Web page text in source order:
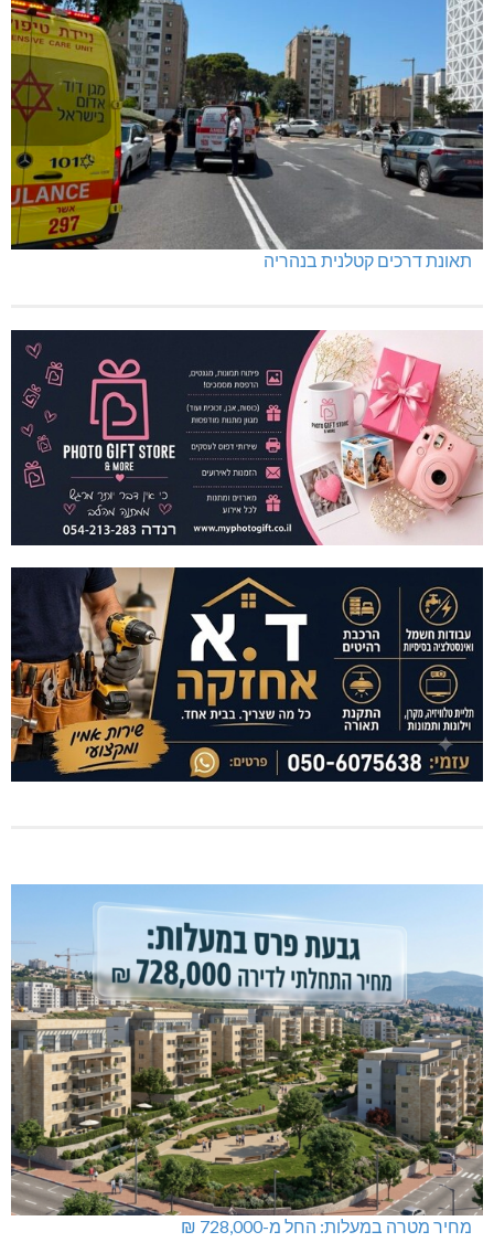
תאונת דרכים קטלנית בנהריה
מחיר מטרה במעלות: החל מ-728,000 ₪